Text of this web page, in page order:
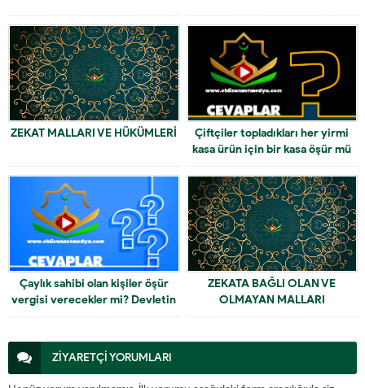
ZEKAT MALLARI VE HÜKÜMLERİ
Çiftçiler topladıkları her yirmi
kasa ürün için bir kasa öşür mü
verir?
Çaylık sahibi olan kişiler öşür
vergisi verecekler mi? Devletin
vergi adına kestiği vergiler öşür
ZEKATA BAĞLI OLAN VE
OLMAYAN MALLARI
ZİYARETÇİ YORUMLARI